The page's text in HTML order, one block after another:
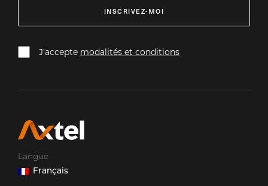
INSCRIVEZ-MOI
J'accepte modalités et conditions
Langue
Français